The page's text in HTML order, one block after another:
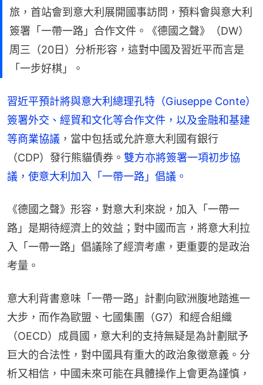
旅，首站會到意大利展開國事訪問，預料會與意大利
簽署「一帶一路」合作文件。《德國之聲》（DW）
周三（20日）分析形容，這對中國及習近平而言是
「一步好棋」。
習近平預計將與意大利總理孔特（Giuseppe Conte）
簽署外交、經貿和文化等合作文件，以及金融和基建
等商業協議 ，當中包括或允許意大利國有銀行
（CDP）發行熊貓債券。 雙方亦將簽署一項初步協
議，使意大利加入「一帶一路」倡議。
《德國之聲》形容，對意大利來說，加入「一帶一
路」是期待經濟上的效益；對中國而言，將意大利拉
入「一帶一路」倡議除了經濟考慮，更重要的是政治
考量。
意大利背書意味「一帶一路」計劃向歐洲腹地踏進一
大步，而作為歐盟、七國集團（G7）和經合組織
（OECD）成員國，意大利的支持無疑是為計劃賦予
巨大的合法性，對中國具有重大的政治象徵意義。分
析又相信，中國未來可能在具體操作上會更為謹慎，